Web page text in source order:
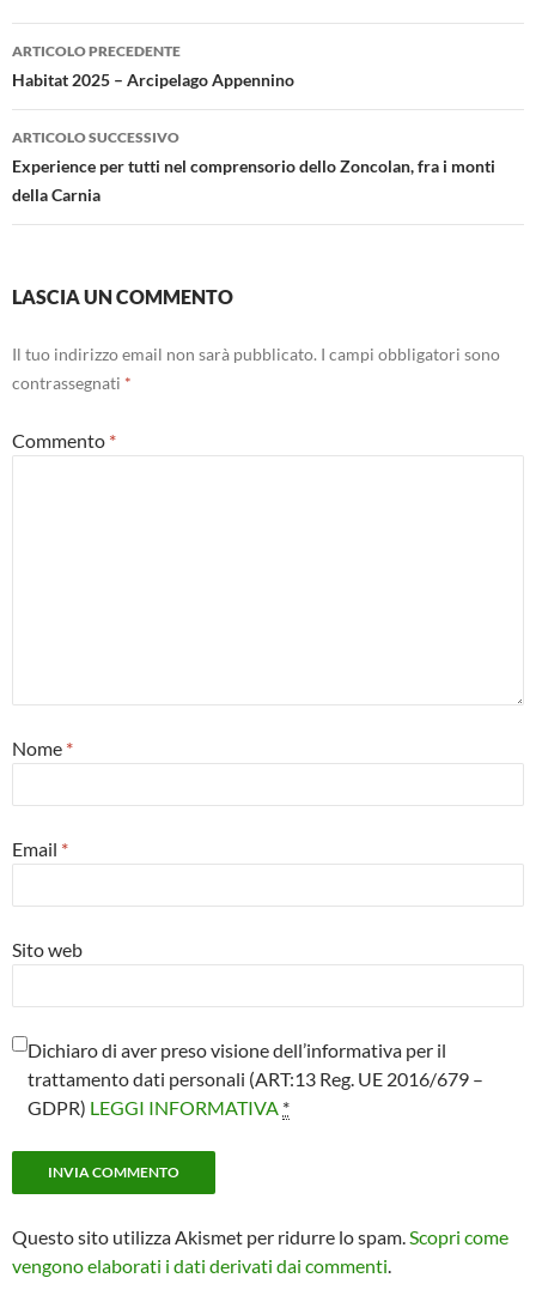
Navigazione
articolo
ARTICOLO PRECEDENTE
Habitat 2025 – Arcipelago Appennino
ARTICOLO SUCCESSIVO
Experience per tutti nel comprensorio dello Zoncolan, fra i monti
della Carnia
LASCIA UN COMMENTO
Il tuo indirizzo email non sarà pubblicato. I campi obbligatori sono
contrassegnati *
Commento *
Nome *
Email *
Sito web
Dichiaro di aver preso visione dell’informativa per il
trattamento dati personali (ART:13 Reg. UE 2016/679 –
GDPR) LEGGI INFORMATIVA *
Questo sito utilizza Akismet per ridurre lo spam. Scopri come
vengono elaborati i dati derivati dai commenti